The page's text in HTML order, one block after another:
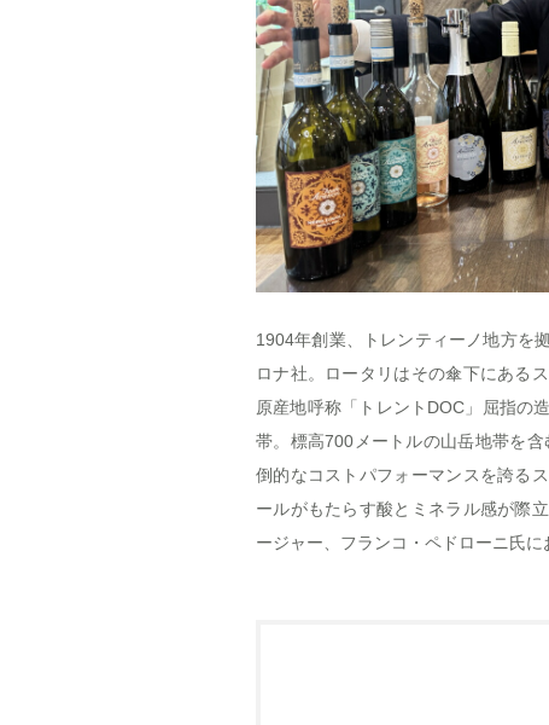
1904年創業、トレンティーノ地方を
ロナ社。ロータリはその傘下にある
原産地呼称「トレントDOC」屈指の
帯。標高700メートルの山岳地帯を
倒的なコストパフォーマンスを誇る
ールがもたらす酸とミネラル感が際
ージャー、フランコ・ペドローニ氏に